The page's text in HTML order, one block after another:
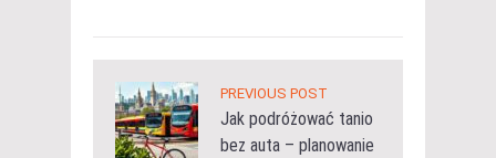
PREVIOUS POST
Jak podróżować tanio
bez auta – planowanie